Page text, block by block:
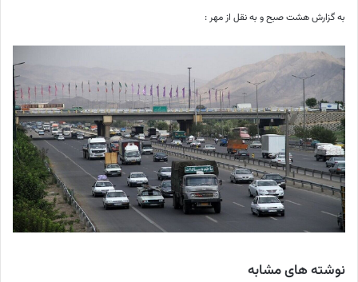
به گزارش هشت صبح و به نقل از مهر :
نوشته های مشابه